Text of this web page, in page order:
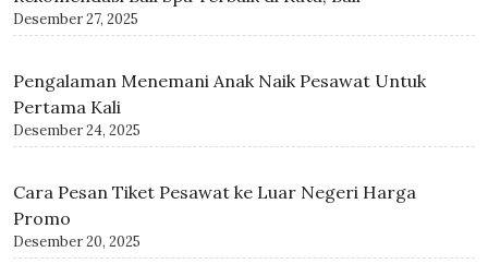
Rekomendasi Bali Spa Terbaik di Kuta, Bali
Desember 27, 2025
Pengalaman Menemani Anak Naik Pesawat Untuk